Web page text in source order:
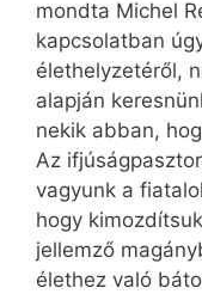
mondta Michel
kapcsolatban
élethelyzetéről,
alapján
nekik abban,
Az
vagyunk a
hogy
jellemző
élethez való